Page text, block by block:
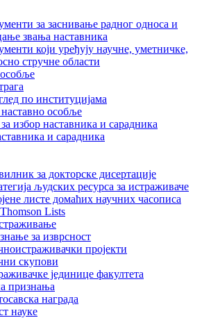
за заснивање радног односа и
звања наставника
који уређују научне, уметничке,
стручне области
по институцијама
особље
избор наставника и сарадника
и сарадника
за докторске дисертације
људских ресурса за истраживаче
листе домаћих научних часописа
Lists
за изврсност
пројекти
скупови
јединице факултета
признања
награда
науке